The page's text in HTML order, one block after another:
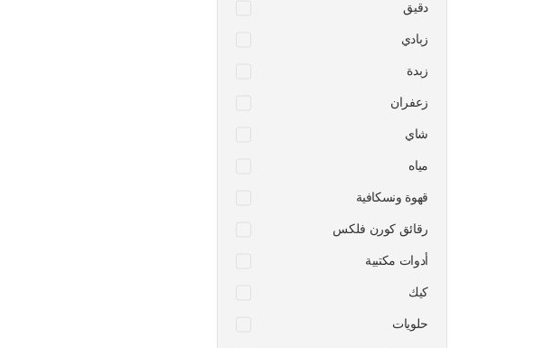
دقيق
زبادي
زبدة
زعفران
شاي
مياه
قهوة ونسكافية
رقائق كورن فلكس
أدوات مكتبية
كيك
حلويات